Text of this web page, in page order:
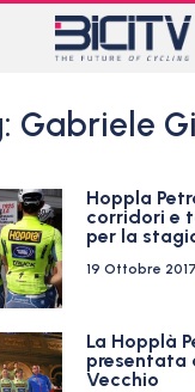
Gabriele
Hoppla
corridori e
per la
19 Ottobre 2017
La Hopplà
presentata
Vecchio